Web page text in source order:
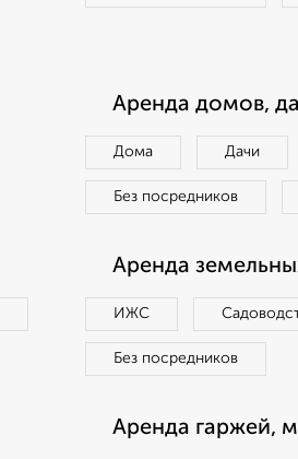
Аренда домов,
Дома Дачи
Без посредников
Аренда
ИЖС
Без посредников
Аренда гаржей,